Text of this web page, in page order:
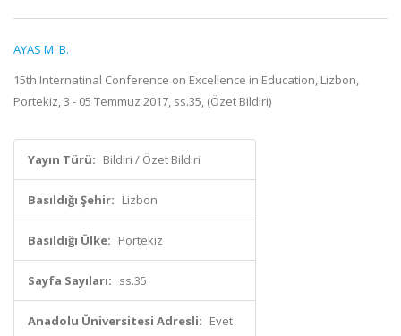
AYAS M. B.
15th Internatinal Conference on Excellence in Education, Lizbon,
Portekiz, 3 - 05 Temmuz 2017, ss.35, (Özet Bildiri)
Yayın Türü: Bildiri / Özet Bildiri
Basıldığı Şehir: Lizbon
Basıldığı Ülke: Portekiz
Sayfa Sayıları: ss.35
Anadolu Üniversitesi Adresli: Evet